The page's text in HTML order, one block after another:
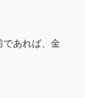
であれば、金